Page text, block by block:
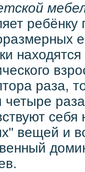
ребёнку
раза,
вещей и